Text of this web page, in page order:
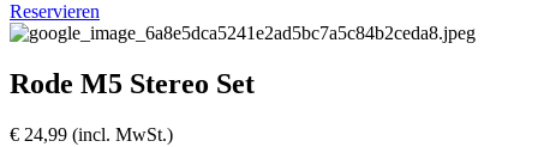
Reservieren
Rode M5 Stereo Set
€ 24,99 (incl. MwSt.)